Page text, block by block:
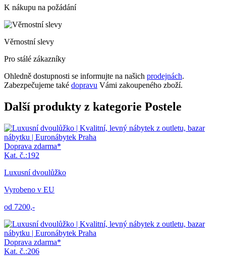
K nákupu na požádání
Věrnostní slevy
Pro stálé zákazníky
Ohledně dostupnosti se informujte na našich prodejnách.
Zabezpečujeme také dopravu Vámi zakoupeného zboží.
Další produkty z kategorie Postele
Doprava zdarma*
Kat. č.:192
Luxusní dvoulůžko
Vyrobeno v EU
od 7200,-
Doprava zdarma*
Kat. č.:206